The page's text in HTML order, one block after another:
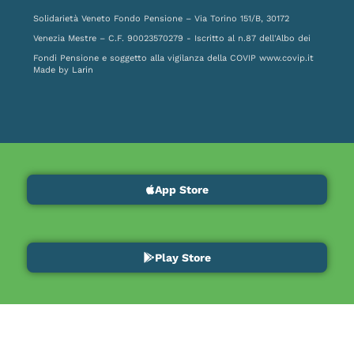
Solidarietà Veneto Fondo Pensione – Via Torino 151/B, 30172
Venezia Mestre – C.F. 90023570279 - Iscritto al n.87 dell'Albo dei
Fondi Pensione e soggetto alla vigilanza della COVIP www.covip.it
Made by Larin
App Store
Play Store